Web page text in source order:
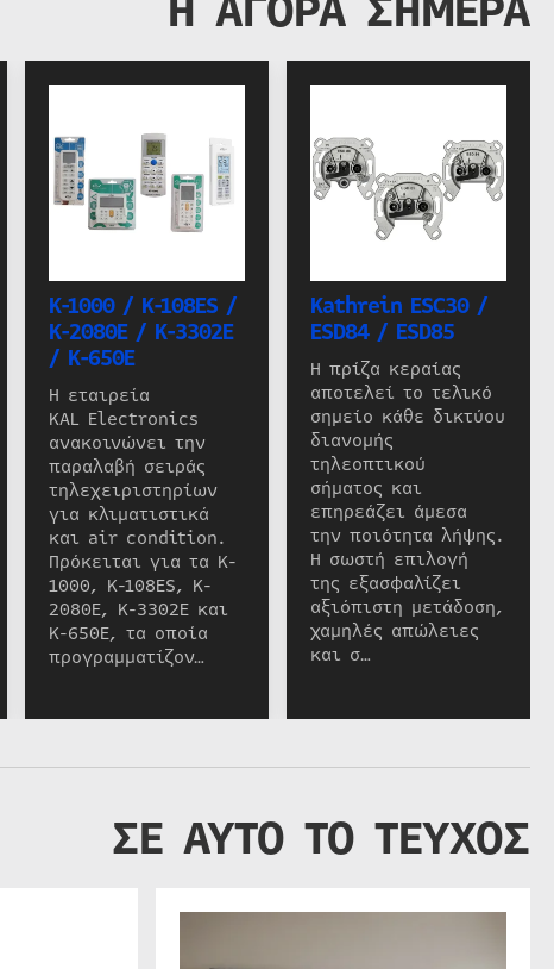
K-1000 / K-108ES /
K-2080E / K-3302E
/ K-650E
Η εταιρεία
KAL Electronics
ανακοινώνει την
παραλαβή σειράς
τηλεχειριστηρίων
για κλιματιστικά
και air condition.
Πρόκειται για τα K-
1000, K-108ES, K-
2080E, K-3302E και
K-650E, τα οποία
προγραμματίζον…
Kathrein ESC30 /
ESD84 / ESD85
Η πρίζα κεραίας
αποτελεί το τελικό
σημείο κάθε δικτύου
διανομής
τηλεοπτικού
σήματος και
επηρεάζει άμεσα
την ποιότητα λήψης.
Η σωστή επιλογή
της εξασφαλίζει
αξιόπιστη μετάδοση,
χαμηλές απώλειες
και σ…
ΣΕ ΑΥΤΟ ΤΟ ΤΕΥΧΟΣ